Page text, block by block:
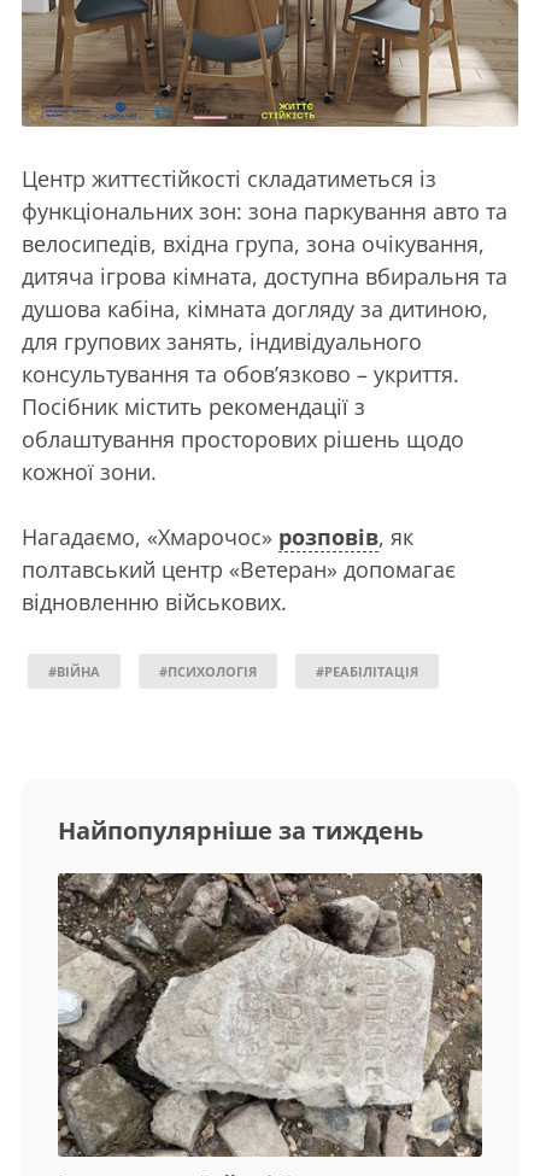
Центр життєстійкості складатиметься із
функціональних зон: зона паркування авто та
велосипедів, вхідна група, зона очікування,
дитяча ігрова кімната, доступна вбиральня та
душова кабіна, кімната догляду за дитиною,
для групових занять, індивідуального
консультування та обов’язково – укриття.
Посібник містить рекомендації з
облаштування просторових рішень щодо
кожної зони.
Нагадаємо, «Хмарочос» розповів, як
полтавський центр «Ветеран» допомагає
відновленню військових.
#ВІЙНА #ПСИХОЛОГІЯ #РЕАБІЛІТАЦІЯ
Найпопулярніше за тиждень